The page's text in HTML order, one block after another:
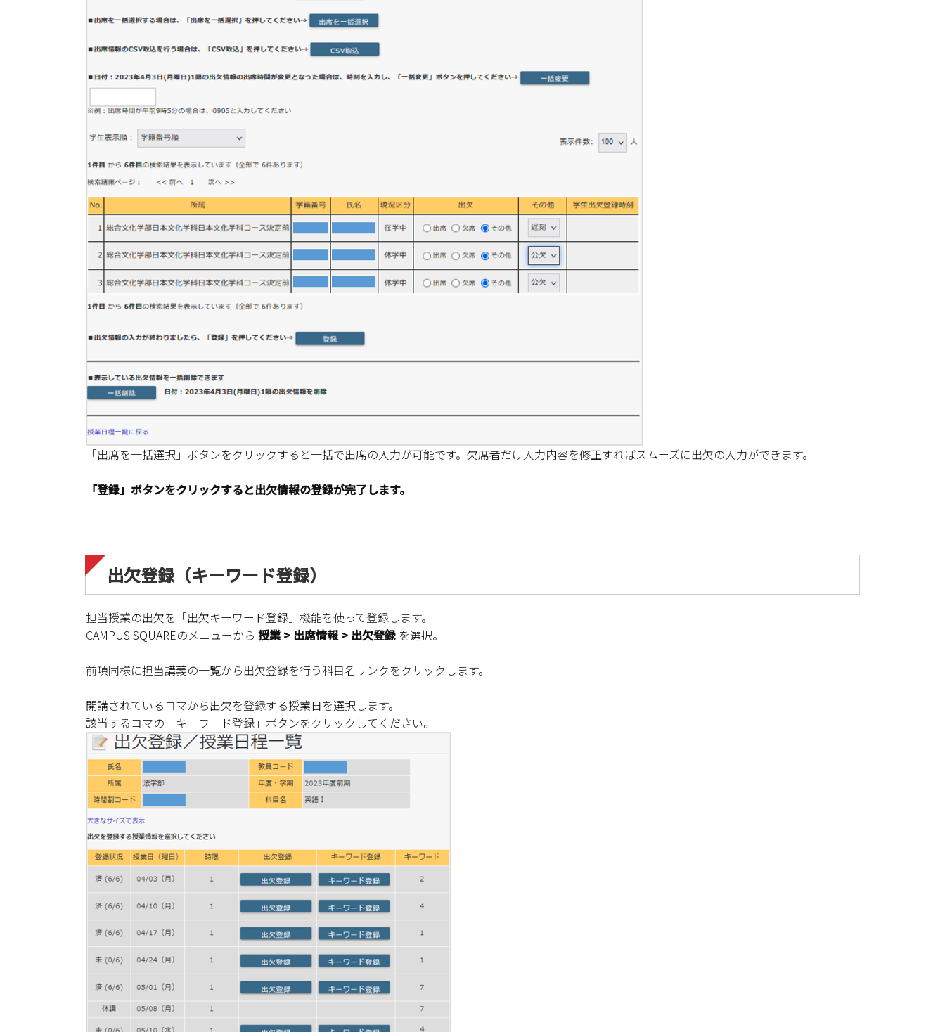
「出席を一括選択」ボタンをクリックすると一括で出席の入力が可能です。欠席者だけ入力内容を修正すればスムーズに出欠の入力ができます。
「登録」ボタンをクリックすると出欠情報の登録が完了します。
出欠登録（キーワード登録）
担当授業の出欠を「出欠キーワード登録」機能を使って登録します。
CAMPUS SQUAREのメニューから 授業 > 出席情報 > 出欠登録 を選択。
前項同様に担当講義の一覧から出欠登録を行う科目名リンクをクリックします。
開講されているコマから出欠を登録する授業日を選択します。
該当するコマの「キーワード登録」ボタンをクリックしてください。